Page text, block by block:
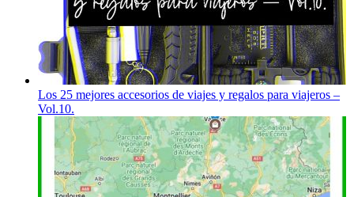
Los 25 mejores accesorios de viajes y regalos para viajeros –
Vol.10.